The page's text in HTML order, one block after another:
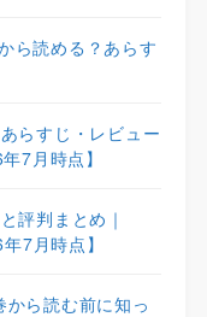
ら読める？あらす
らすじ・レビュー
7月時点】
評判まとめ｜
7月時点】
から読む前に知っ